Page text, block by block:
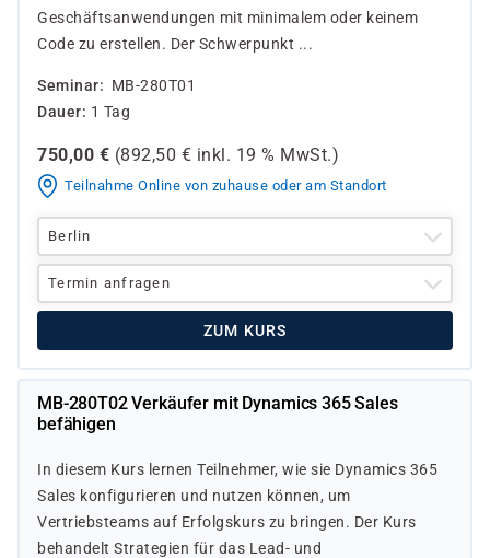
Geschäftsanwendungen mit minimalem oder keinem
Code zu erstellen. Der Schwerpunkt ...
Seminar
MB-280T01
Dauer
1 Tag
750,00 € (892,50 € inkl. 19 % MwSt.)
Teilnahme Online von zuhause oder am Standort
Berlin
Termin anfragen
ZUM KURS
MB-280T02 Verkäufer mit Dynamics 365 Sales
befähigen
In diesem Kurs lernen Teilnehmer, wie sie Dynamics 365
Sales konfigurieren und nutzen können, um
Vertriebsteams auf Erfolgskurs zu bringen. Der Kurs
behandelt Strategien für das Lead- und